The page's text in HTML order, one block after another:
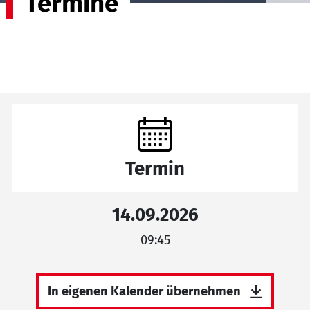
Termin
14.09.2026
09:45
In eigenen Kalender übernehmen